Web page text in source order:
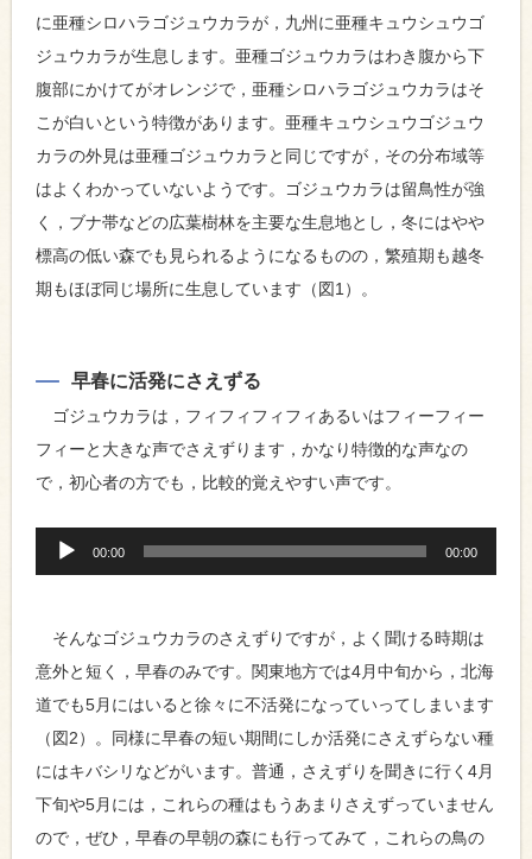
に亜種シロハラゴジュウカラが，九州に亜種キュウシュウゴ
ジュウカラが生息します。亜種ゴジュウカラはわき腹から下
腹部にかけてがオレンジで，亜種シロハラゴジュウカラはそ
こが白いという特徴があります。亜種キュウシュウゴジュウ
カラの外見は亜種ゴジュウカラと同じですが，その分布域等
はよくわかっていないようです。ゴジュウカラは留鳥性が強
く，ブナ帯などの広葉樹林を主要な生息地とし，冬にはやや
標高の低い森でも見られるようになるものの，繁殖期も越冬
期もほぼ同じ場所に生息しています（図1）。
早春に活発にさえずる
ゴジュウカラは，フィフィフィフィあるいはフィーフィー
フィーと大きな声でさえずります，かなり特徴的な声なの
で，初心者の方でも，比較的覚えやすい声です。
プ
00:00 00:00
そんなゴジュウカラのさえずりですが，よく聞ける時期は
意外と短く，早春のみです。関東地方では4月中旬から，北海
道でも5月にはいると徐々に不活発になっていってしまいます
（図2）。同様に早春の短い期間にしか活発にさえずらない種
にはキバシリなどがいます。普通，さえずりを聞きに行く4月
下旬や5月には，これらの種はもうあまりさえずっていません
ので，ぜひ，早春の早朝の森にも行ってみて，これらの鳥の